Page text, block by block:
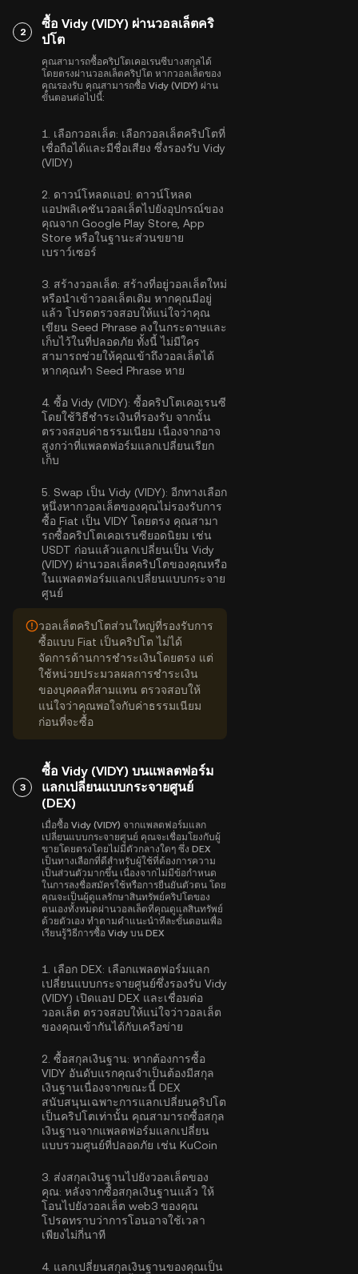
2
ซื้อ Vidy (VIDY) ผ่านวอลเล็ตคริ
ปโต
คุณสามารถซื้อคริปโตเคอเรนซีบางสกุลได้
โดยตรงผ่านวอลเล็ตคริปโต หากวอลเล็ตของ
คุณรองรับ คุณสามารถซื้อ Vidy (VIDY) ผ่าน
ขั้นตอนต่อไปนี้:
1. เลือกวอลเล็ต: เลือกวอลเล็ตคริปโตที่
เชื่อถือได้และมีชื่อเสียง ซึ่งรองรับ Vidy
(VIDY)
2. ดาวน์โหลดแอป: ดาวน์โหลด
แอปพลิเคชันวอลเล็ตไปยังอุปกรณ์ของ
คุณจาก Google Play Store, App
Store หรือในฐานะส่วนขยาย
เบราว์เซอร์
3. สร้างวอลเล็ต: สร้างที่อยู่วอลเล็ตใหม่
หรือนำเข้าวอลเล็ตเดิม หากคุณมีอยู่
แล้ว โปรดตรวจสอบให้แน่ใจว่าคุณ
เขียน Seed Phrase ลงในกระดาษและ
เก็บไว้ในที่ปลอดภัย ทั้งนี้ ไม่มีใคร
สามารถช่วยให้คุณเข้าถึงวอลเล็ตได้
หากคุณทำ Seed Phrase หาย
4. ซื้อ Vidy (VIDY): ซื้อคริปโตเคอเรนซี
โดยใช้วิธีชำระเงินที่รองรับ จากนั้น
ตรวจสอบค่าธรรมเนียม เนื่องจากอาจ
สูงกว่าที่แพลตฟอร์มแลกเปลี่ยนเรียก
เก็บ
5. Swap เป็น Vidy (VIDY): อีกทางเลือก
หนึ่งหากวอลเล็ตของคุณไม่รองรับการ
ซื้อ Fiat เป็น VIDY โดยตรง คุณสามา
รถซื้อคริปโตเคอเรนซียอดนิยม เช่น
USDT ก่อนแล้วแลกเปลี่ยนเป็น Vidy
(VIDY) ผ่านวอลเล็ตคริปโตของคุณหรือ
ในแพลตฟอร์มแลกเปลี่ยนแบบกระจาย
ศูนย์
วอลเล็ตคริปโตส่วนใหญ่ที่รองรับการ
ซื้อแบบ Fiat เป็นคริปโต ไม่ได้
จัดการด้านการชำระเงินโดยตรง แต่
ใช้หน่วยประมวลผลการชำระเงิน
ของบุคคลที่สามแทน ตรวจสอบให้
แน่ใจว่าคุณพอใจกับค่าธรรมเนียม
ก่อนที่จะซื้อ
3
ซื้อ Vidy (VIDY) บนแพลตฟอร์ม
แลกเปลี่ยนแบบกระจายศูนย์
(DEX)
เมื่อซื้อ Vidy (VIDY) จากแพลตฟอร์มแลก
เปลี่ยนแบบกระจายศูนย์ คุณจะเชื่อมโยงกับผู้
ขายโดยตรงโดยไม่มีตัวกลางใดๆ ซึ่ง DEX
เป็นทางเลือกที่ดีสำหรับผู้ใช้ที่ต้องการความ
เป็นส่วนตัวมากขึ้น เนื่องจากไม่มีข้อกำหนด
ในการลงชื่อสมัครใช้หรือการยืนยันตัวตน โดย
คุณจะเป็นผู้ดูแลรักษาสินทรัพย์คริปโตของ
ตนเองทั้งหมดผ่านวอลเล็ตที่คุณดูแลสินทรัพย์
ด้วยตัวเอง ทำตามคำแนะนำทีละขั้นตอนเพื่อ
เรียนรู้วิธีการซื้อ Vidy บน DEX
1. เลือก DEX: เลือกแพลตฟอร์มแลก
เปลี่ยนแบบกระจายศูนย์ซึ่งรองรับ Vidy
(VIDY) เปิดแอป DEX และเชื่อมต่อ
วอลเล็ต ตรวจสอบให้แน่ใจว่าวอลเล็ต
ของคุณเข้ากันได้กับเครือข่าย
2. ซื้อสกุลเงินฐาน: หากต้องการซื้อ
VIDY อันดับแรกคุณจำเป็นต้องมีสกุล
เงินฐานเนื่องจากขณะนี้ DEX
สนับสนุนเฉพาะการแลกเปลี่ยนคริปโต
เป็นคริปโตเท่านั้น คุณสามารถซื้อสกุล
เงินฐานจากแพลตฟอร์มแลกเปลี่ยน
แบบรวมศูนย์ที่ปลอดภัย เช่น KuCoin
3. ส่งสกุลเงินฐานไปยังวอลเล็ตของ
คุณ: หลังจากซื้อสกุลเงินฐานแล้ว ให้
โอนไปยังวอลเล็ต web3 ของคุณ
โปรดทราบว่าการโอนอาจใช้เวลา
เพียงไม่กี่นาที
4. แลกเปลี่ยนสกุลเงินฐานของคุณเป็น